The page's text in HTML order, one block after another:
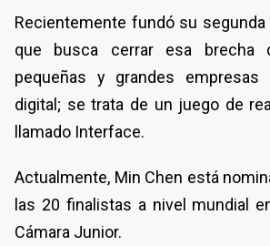
Recientemente fundó su
que busca cerrar esa brecha
pequeñas y grandes
digital; se trata de un juego de
llamado Interface.
Actualmente, Min Chen está
las 20 finalistas a nivel mundial
Cámara Junior.